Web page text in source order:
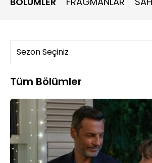
herşeyden haberi olan Asil’in karşısına
Tüm Bölümler